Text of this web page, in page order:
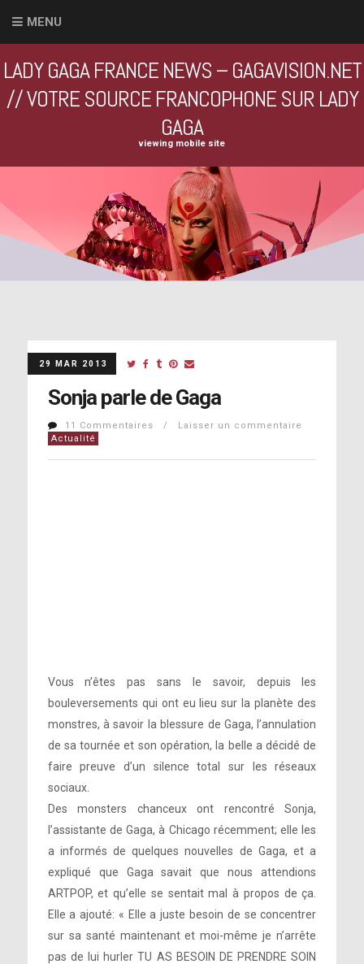
MENU
LADY GAGA FRANCE NEWS – GAGAVISION.NET
// VOTRE SOURCE FRANCOPHONE SUR LADY
GAGA
viewing mobile site
29 MAR 2013
Sonja parle de Gaga
11 Commentaires / Laisser un commentaire
Actualité
Vous n’êtes pas sans le savoir, depuis les
bouleversements qui ont eu lieu sur la planète des
monstres, à savoir la blessure de Gaga, l’annulation
de sa tournée et son opération, la belle a décidé de
faire preuve d’un silence total sur les réseaux
sociaux.
Des monsters chanceux ont rencontré Sonja,
l’assistante de Gaga, à Chicago récemment; elle les
a informés de quelques nouvelles de Gaga, et a
expliqué que Gaga savait que nous attendions
ARTPOP, et qu’elle se sentait mal à propos de ça.
Elle a ajouté: « Elle a juste besoin de se concentrer
sur sa santé maintenant et moi-même je n’arrête
pas de lui hurler TU AS BESOIN DE PRENDRE SOIN